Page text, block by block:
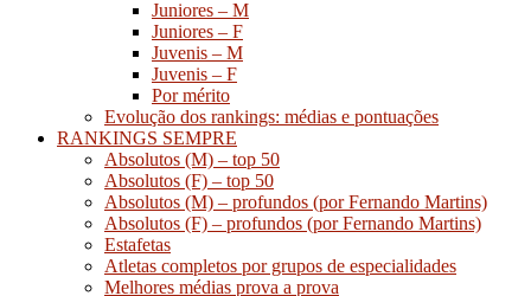
Juniores – M
Juniores – F
Juvenis – M
Juvenis – F
Por mérito
Evolução dos rankings: médias e pontuações
RANKINGS SEMPRE
Absolutos (M) – top 50
Absolutos (F) – top 50
Absolutos (M) – profundos (por Fernando Martins)
Absolutos (F) – profundos (por Fernando Martins)
Estafetas
Atletas completos por grupos de especialidades
Melhores médias prova a prova